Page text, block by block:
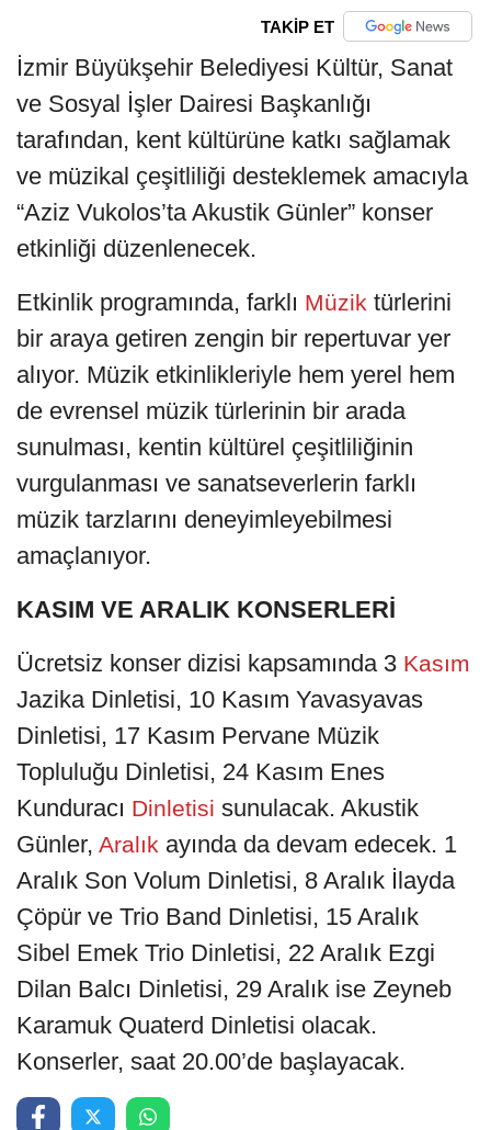
TAKİP ET
İzmir Büyükşehir Belediyesi Kültür, Sanat
ve Sosyal İşler Dairesi Başkanlığı
tarafından, kent kültürüne katkı sağlamak
ve müzikal çeşitliliği desteklemek amacıyla
“Aziz Vukolos’ta Akustik Günler” konser
etkinliği düzenlenecek.
Etkinlik programında, farklı Müzik türlerini
bir araya getiren zengin bir repertuvar yer
alıyor. Müzik etkinlikleriyle hem yerel hem
de evrensel müzik türlerinin bir arada
sunulması, kentin kültürel çeşitliliğinin
vurgulanması ve sanatseverlerin farklı
müzik tarzlarını deneyimleyebilmesi
amaçlanıyor.
KASIM VE ARALIK KONSERLERİ
Ücretsiz konser dizisi kapsamında 3 Kasım
Jazika Dinletisi, 10 Kasım Yavasyavas
Dinletisi, 17 Kasım Pervane Müzik
Topluluğu Dinletisi, 24 Kasım Enes
Kunduracı Dinletisi sunulacak. Akustik
Günler, Aralık ayında da devam edecek. 1
Aralık Son Volum Dinletisi, 8 Aralık İlayda
Çöpür ve Trio Band Dinletisi, 15 Aralık
Sibel Emek Trio Dinletisi, 22 Aralık Ezgi
Dilan Balcı Dinletisi, 29 Aralık ise Zeyneb
Karamuk Quaterd Dinletisi olacak.
Konserler, saat 20.00’de başlayacak.